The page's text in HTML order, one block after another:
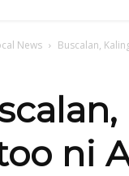
News Buscalan,
ni